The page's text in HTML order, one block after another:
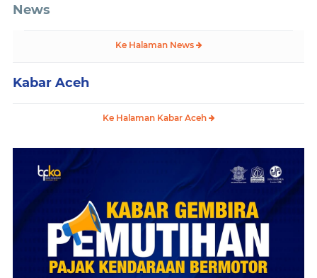
News
Ke Halaman News
Kabar Aceh
Ke Halaman Kabar Aceh